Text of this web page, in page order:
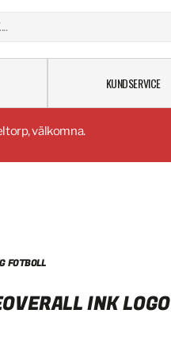
KUNDSERVICE
välkomna.
FOTBOLL
INK LOGO